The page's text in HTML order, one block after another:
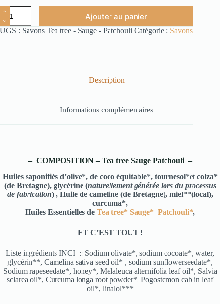
Ajouter au panier
UGS : Savons Tea tree - Sauge - Patchouli Catégorie : Savons
Description
Informations complémentaires
– COMPOSITION – Tea tree Sauge Patchouli –
Huiles saponifiés d’olive*, de coco équitable*, tournesol*etcolza*
(de Bretagne), glycérine (naturellement générée lors du processus
de fabrication) , Huile de cameline (de Bretagne), miel**(local),
curcuma*,
Huiles Essentielles de Tea tree* Sauge* Patchouli*,
ET C’EST TOUT !
Liste ingrédients INCI :: Sodium olivate*, sodium cocoate*, water,
glycérin**, Camelina sativa seed oil* , sodium sunflowerseedate*,
Sodium rapeseedate*, honey*, Melaleuca alternifolia leaf oil*, Salvia
sclarea oil*, Curcuma longa root powder*, Pogostemon cablin leaf
oil*, linalol***